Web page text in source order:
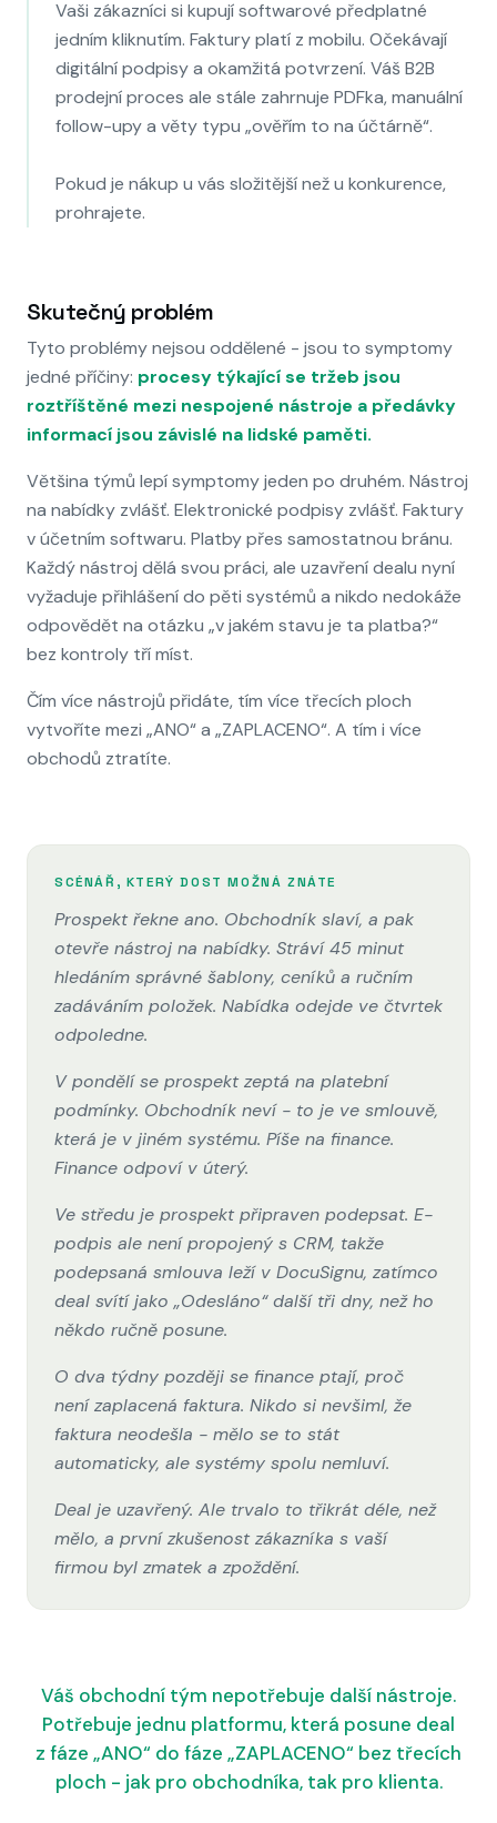
Vaši zákazníci si kupují softwarové předplatné
jedním kliknutím. Faktury platí z mobilu. Očekávají
digitální podpisy a okamžitá potvrzení. Váš B2B
prodejní proces ale stále zahrnuje PDFka, manuální
follow-upy a věty typu „ověřím to na účtárně“.
Pokud je nákup u vás složitější než u konkurence,
prohrajete.
Skutečný problém
Tyto problémy nejsou oddělené - jsou to symptomy
jedné příčiny: procesy týkající se tržeb jsou
roztříštěné mezi nespojené nástroje a předávky
informací jsou závislé na lidské paměti.
Většina týmů lepí symptomy jeden po druhém. Nástroj
na nabídky zvlášť. Elektronické podpisy zvlášť. Faktury
v účetním softwaru. Platby přes samostatnou bránu.
Každý nástroj dělá svou práci, ale uzavření dealu nyní
vyžaduje přihlášení do pěti systémů a nikdo nedokáže
odpovědět na otázku „v jakém stavu je ta platba?“
bez kontroly tří míst.
Čím více nástrojů přidáte, tím více třecích ploch
vytvoříte mezi „ANO“ a „ZAPLACENO“. A tím i více
obchodů ztratíte.
SCÉNÁŘ, KTERÝ DOST MOŽNÁ ZNÁTE
Prospekt řekne ano. Obchodník slaví, a pak
otevře nástroj na nabídky. Stráví 45 minut
hledáním správné šablony, ceníků a ručním
zadáváním položek. Nabídka odejde ve čtvrtek
odpoledne.
V pondělí se prospekt zeptá na platební
podmínky. Obchodník neví - to je ve smlouvě,
která je v jiném systému. Píše na finance.
Finance odpoví v úterý.
Ve středu je prospekt připraven podepsat. E-
podpis ale není propojený s CRM, takže
podepsaná smlouva leží v DocuSignu, zatímco
deal svítí jako „Odesláno“ další tři dny, než ho
někdo ručně posune.
O dva týdny později se finance ptají, proč
není zaplacená faktura. Nikdo si nevšiml, že
faktura neodešla - mělo se to stát
automaticky, ale systémy spolu nemluví.
Deal je uzavřený. Ale trvalo to třikrát déle, než
mělo, a první zkušenost zákazníka s vaší
firmou byl zmatek a zpoždění.
Váš obchodní tým nepotřebuje další nástroje.
Potřebuje jednu platformu, která posune deal
z fáze „ANO“ do fáze „ZAPLACENO“ bez třecích
ploch - jak pro obchodníka, tak pro klienta.